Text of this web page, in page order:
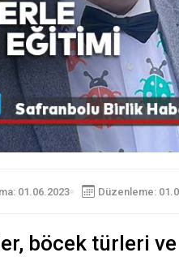
01.06.2023 Düzenleme:
böcek türleri